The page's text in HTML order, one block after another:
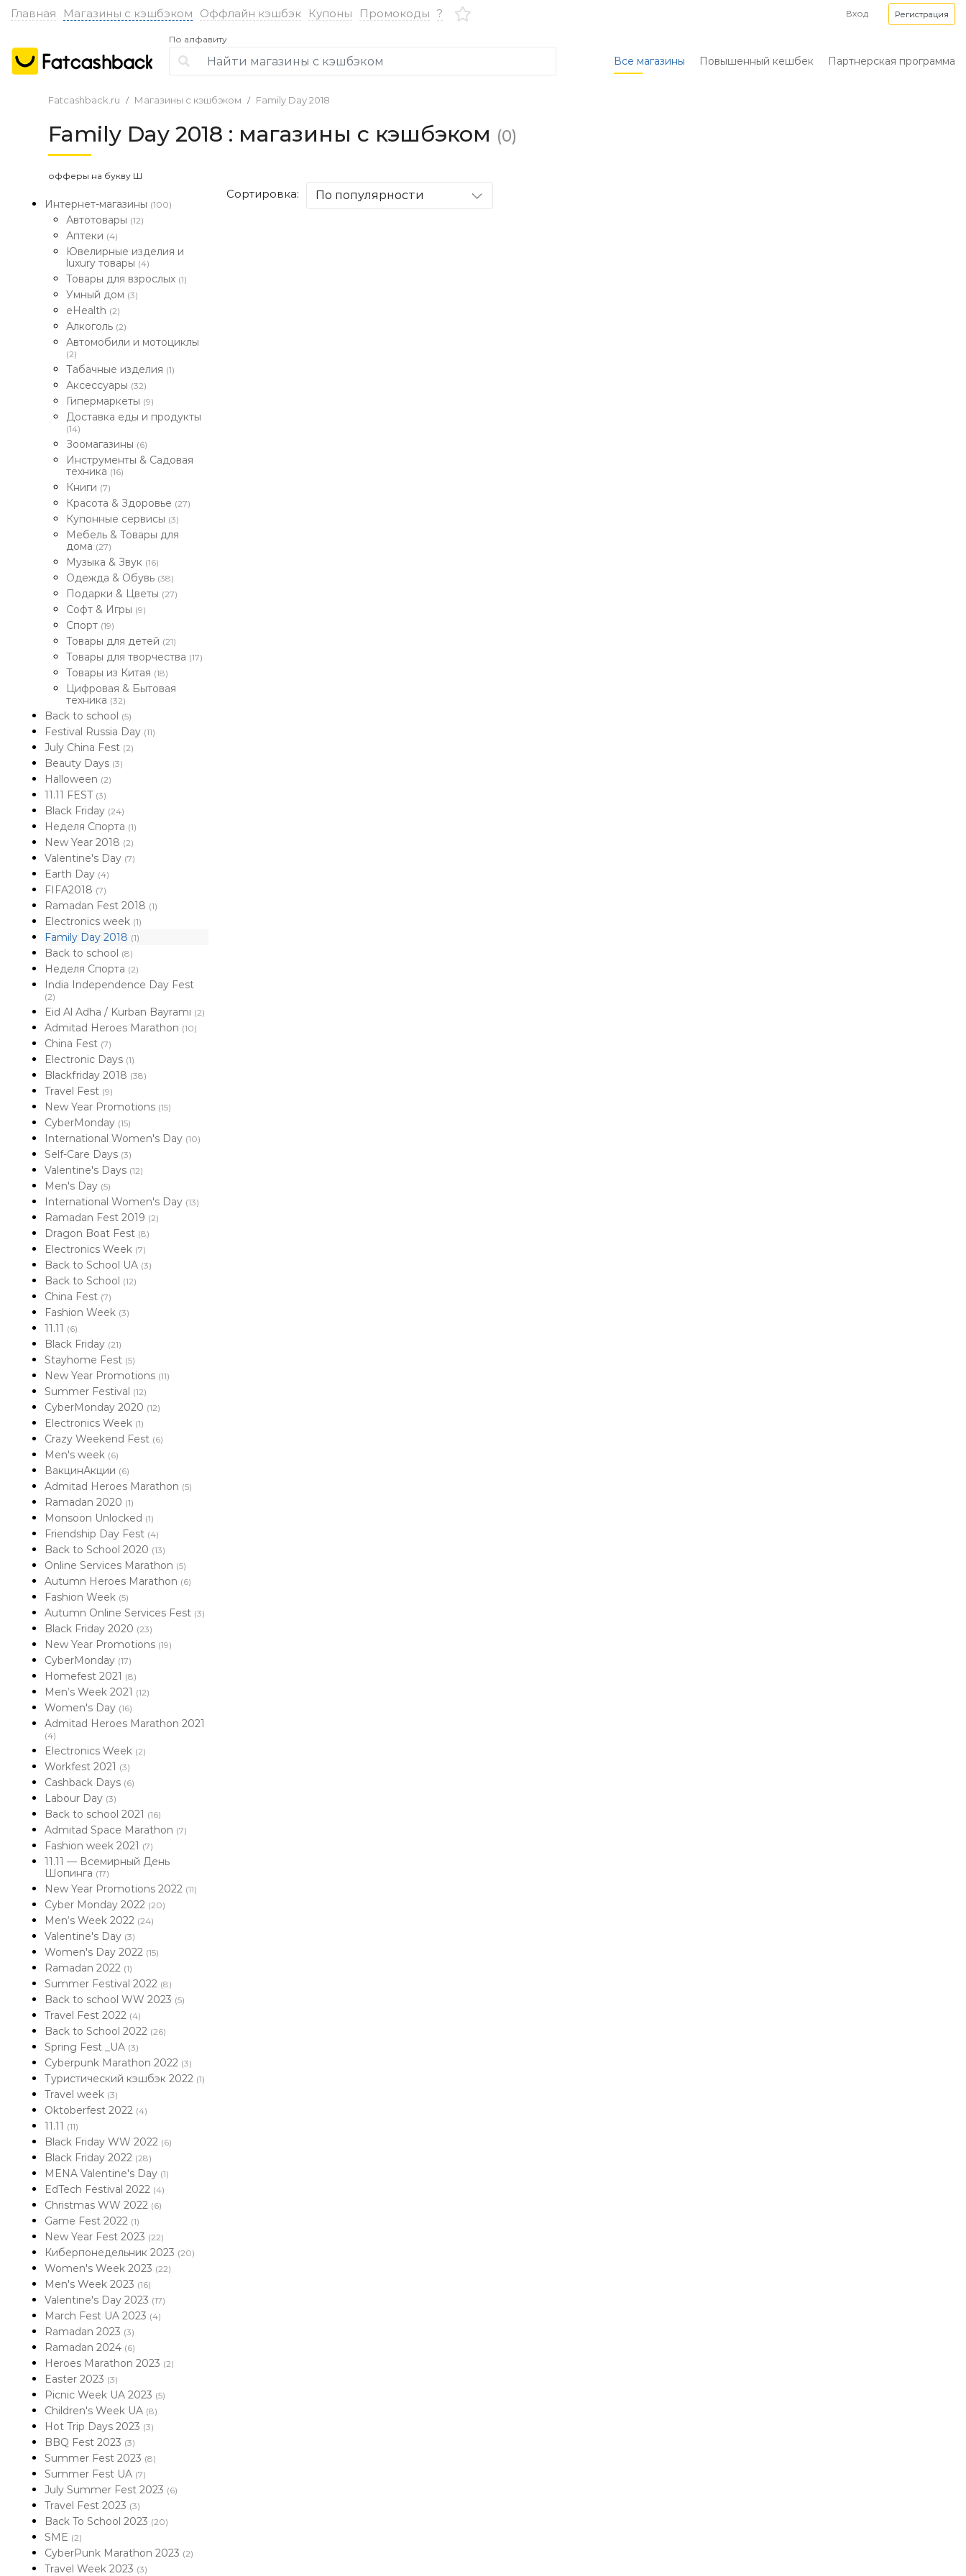
Главная Магазины с кэшбэком Оффлайн кэшбэк Купоны Промокоды ? Вход Регистрация
По алфавиту
Все магазины Повышенный кешбек Партнерская программа
Fatcashback.ru Магазины с кэшбэком Family Day 2018
Family Day 2018 : магазины с кэшбэком (0)
офферы на букву Ш
Интернет-магазины (100)
Автотовары (12)
Аптеки (4)
Ювелирные изделия и
luxury товары (4)
Товары для взрослых (1)
Умный дом (3)
eHealth (2)
Алкоголь (2)
Автомобили и мотоциклы
(2)
Табачные изделия (1)
Аксессуары (32)
Гипермаркеты (9)
Доставка еды и продукты
(14)
Зоомагазины (6)
Инструменты & Садовая
техника (16)
Книги (7)
Красота & Здоровье (27)
Купонные сервисы (3)
Мебель & Товары для
дома (27)
Музыка & Звук (16)
Одежда & Обувь (38)
Подарки & Цветы (27)
Софт & Игры (9)
Спорт (19)
Товары для детей (21)
Товары для творчества (17)
Товары из Китая (18)
Цифровая & Бытовая
техника (32)
Back to school (5)
Festival Russia Day (11)
July China Fest (2)
Beauty Days (3)
Halloween (2)
11.11 FEST (3)
Black Friday (24)
Неделя Спорта (1)
New Year 2018 (2)
Valentine's Day (7)
Earth Day (4)
FIFA2018 (7)
Ramadan Fest 2018 (1)
Electronics week (1)
Family Day 2018 (1)
Back to school (8)
Неделя Спорта (2)
India Independence Day Fest
(2)
Eid Al Adha / Kurban Bayramı (2)
Admitad Heroes Marathon (10)
China Fest (7)
Electronic Days (1)
Blackfriday 2018 (38)
Travel Fest (9)
New Year Promotions (15)
CyberMonday (15)
International Women's Day (10)
Self-Care Days (3)
Valentine's Days (12)
Men's Day (5)
International Women's Day (13)
Ramadan Fest 2019 (2)
Dragon Boat Fest (8)
Electronics Week (7)
Back to School UA (3)
Back to School (12)
China Fest (7)
Fashion Week (3)
11.11 (6)
Black Friday (21)
Stayhome Fest (5)
New Year Promotions (11)
Summer Festival (12)
CyberMonday 2020 (12)
Electronics Week (1)
Crazy Weekend Fest (6)
Men's week (6)
ВакцинАкции (6)
Admitad Heroes Marathon (5)
Ramadan 2020 (1)
Monsoon Unlocked (1)
Friendship Day Fest (4)
Back to School 2020 (13)
Online Services Marathon (5)
Autumn Heroes Marathon (6)
Fashion Week (5)
Autumn Online Services Fest (3)
Black Friday 2020 (23)
New Year Promotions (19)
CyberMonday (17)
Homefest 2021 (8)
Men’s Week 2021 (12)
Women's Day (16)
Admitad Heroes Marathon 2021
(4)
Electronics Week (2)
Workfest 2021 (3)
Cashback Days (6)
Labour Day (3)
Back to school 2021 (16)
Admitad Space Marathon (7)
Fashion week 2021 (7)
11.11 — Всемирный День
Шопинга (17)
New Year Promotions 2022 (11)
Cyber Monday 2022 (20)
Men’s Week 2022 (24)
Valentine's Day (3)
Women's Day 2022 (15)
Ramadan 2022 (1)
Summer Festival 2022 (8)
Back to school WW 2023 (5)
Travel Fest 2022 (4)
Back to School 2022 (26)
Spring Fest _UA (3)
Cyberpunk Marathon 2022 (3)
Туристический кэшбэк 2022 (1)
Travel week (3)
Oktoberfest 2022 (4)
11.11 (11)
Black Friday WW 2022 (6)
Black Friday 2022 (28)
MENA Valentine's Day (1)
EdTech Festival 2022 (4)
Christmas WW 2022 (6)
Game Fest 2022 (1)
New Year Fest 2023 (22)
Киберпонедельник 2023 (20)
Women's Week 2023 (22)
Men's Week 2023 (16)
Valentine's Day 2023 (17)
March Fest UA 2023 (4)
Ramadan 2023 (3)
Ramadan 2024 (6)
Heroes Marathon 2023 (2)
Easter 2023 (3)
Picnic Week UA 2023 (5)
Children's Week UA (8)
Hot Trip Days 2023 (3)
BBQ Fest 2023 (3)
Summer Fest 2023 (8)
Summer Fest UA (7)
July Summer Fest 2023 (6)
Travel Fest 2023 (3)
Back To School 2023 (20)
SME (2)
CyberPunk Marathon 2023 (2)
Travel Week 2023 (3)
Сортировка: По популярности